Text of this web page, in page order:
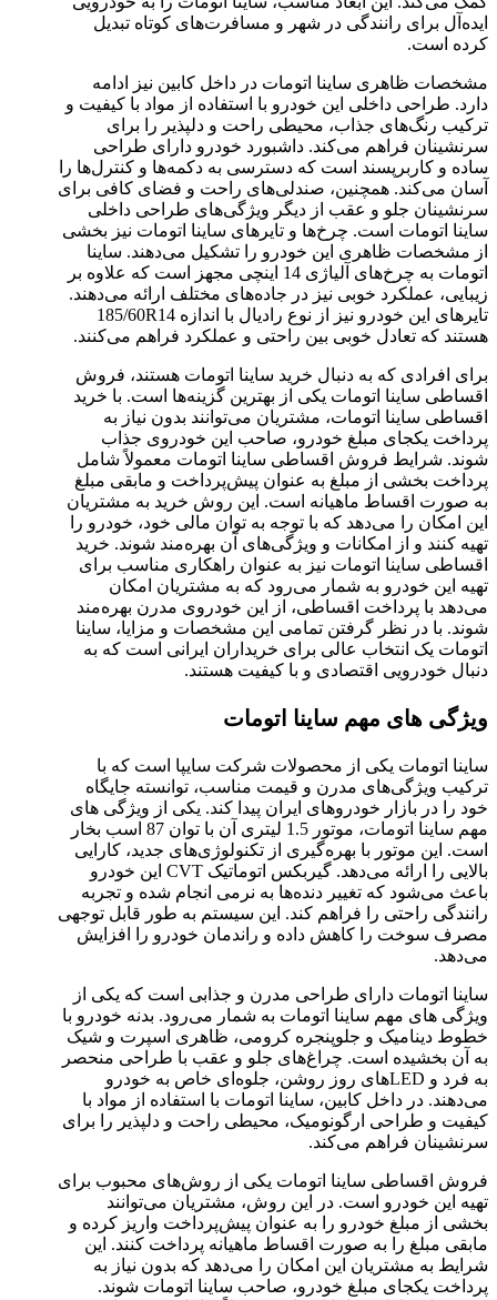
ایده‌آل برای رانندگی در شهر و مسافرت‌های کوتاه تبدیل
کرده است.
مشخصات ظاهری ساینا اتومات در داخل کابین نیز ادامه
دارد. طراحی داخلی این خودرو با استفاده از مواد با کیفیت و
ترکیب رنگ‌های جذاب، محیطی راحت و دلپذیر را برای
سرنشینان فراهم می‌کند. داشبورد خودرو دارای طراحی
ساده و کاربرپسند است که دسترسی به دکمه‌ها و کنترل‌ها را
آسان می‌کند. همچنین، صندلی‌های راحت و فضای کافی برای
سرنشینان جلو و عقب از دیگر ویژگی‌های طراحی داخلی
ساینا اتومات است. چرخ‌ها و تایرهای ساینا اتومات نیز بخشی
از مشخصات ظاهری این خودرو را تشکیل می‌دهند. ساینا
اتومات به چرخ‌های آلیاژی 14 اینچی مجهز است که علاوه بر
زیبایی، عملکرد خوبی نیز در جاده‌های مختلف ارائه می‌دهند.
تایرهای این خودرو نیز از نوع رادیال با اندازه 185/60R14
هستند که تعادل خوبی بین راحتی و عملکرد فراهم می‌کنند.
برای افرادی که به دنبال خرید ساینا اتومات هستند، فروش
اقساطی ساینا اتومات یکی از بهترین گزینه‌ها است. با خرید
اقساطی ساینا اتومات، مشتریان می‌توانند بدون نیاز به
پرداخت یکجای مبلغ خودرو، صاحب این خودروی جذاب
شوند. شرایط فروش اقساطی ساینا اتومات معمولاً شامل
پرداخت بخشی از مبلغ به عنوان پیش‌پرداخت و مابقی مبلغ
به صورت اقساط ماهیانه است. این روش خرید به مشتریان
این امکان را می‌دهد که با توجه به توان مالی خود، خودرو را
تهیه کنند و از امکانات و ویژگی‌های آن بهره‌مند شوند. خرید
اقساطی ساینا اتومات نیز به عنوان راهکاری مناسب برای
تهیه این خودرو به شمار می‌رود که به مشتریان امکان
می‌دهد با پرداخت اقساطی، از این خودروی مدرن بهره‌مند
شوند. با در نظر گرفتن تمامی این مشخصات و مزایا، ساینا
اتومات یک انتخاب عالی برای خریداران ایرانی است که به
دنبال خودرویی اقتصادی و با کیفیت هستند.
ویژگی های مهم ساینا اتومات
ساینا اتومات یکی از محصولات شرکت سایپا است که با
ترکیب ویژگی‌های مدرن و قیمت مناسب، توانسته جایگاه
خود را در بازار خودروهای ایران پیدا کند. یکی از ویژگی های
مهم ساینا اتومات، موتور 1.5 لیتری آن با توان 87 اسب بخار
است. این موتور با بهره‌گیری از تکنولوژی‌های جدید، کارایی
بالایی را ارائه می‌دهد. گیربکس اتوماتیک CVT این خودرو
باعث می‌شود که تغییر دنده‌ها به نرمی انجام شده و تجربه
رانندگی راحتی را فراهم کند. این سیستم به طور قابل توجهی
مصرف سوخت را کاهش داده و راندمان خودرو را افزایش
می‌دهد.
ساینا اتومات دارای طراحی مدرن و جذابی است که یکی از
ویژگی های مهم ساینا اتومات به شمار می‌رود. بدنه خودرو با
خطوط دینامیک و جلوپنجره کرومی، ظاهری اسپرت و شیک
به آن بخشیده است. چراغ‌های جلو و عقب با طراحی منحصر
به فرد و LEDهای روز روشن، جلوه‌ای خاص به خودرو
می‌دهند. در داخل کابین، ساینا اتومات با استفاده از مواد با
کیفیت و طراحی ارگونومیک، محیطی راحت و دلپذیر را برای
سرنشینان فراهم می‌کند.
فروش اقساطی ساینا اتومات یکی از روش‌های محبوب برای
تهیه این خودرو است. در این روش، مشتریان می‌توانند
بخشی از مبلغ خودرو را به عنوان پیش‌پرداخت واریز کرده و
مابقی مبلغ را به صورت اقساط ماهیانه پرداخت کنند. این
شرایط به مشتریان این امکان را می‌دهد که بدون نیاز به
پرداخت یکجای مبلغ خودرو، صاحب ساینا اتومات شوند.